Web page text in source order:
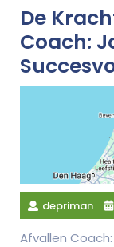
De
Coach:
depriman
Afvallen